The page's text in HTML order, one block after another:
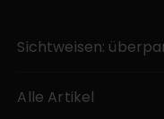
Sichtweisen:
Alle Artikel